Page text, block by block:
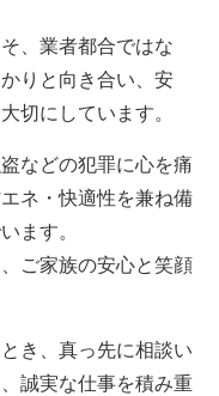
、業者都合ではな
りと向き合い、安
切にしています。
などの犯罪に心を痛
ネ・快適性を兼ね備
ます。
ご家族の安心と笑顔
き、真っ先に相談い
誠実な仕事を積み重